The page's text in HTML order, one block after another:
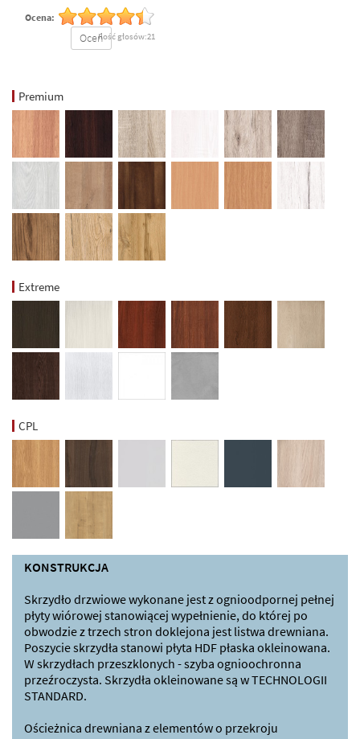
Ocena:
Ilość głosów:21
Oceń
Premium
Extreme
CPL
KONSTRUKCJA
Skrzydło drzwiowe wykonane jest z ognioodpornej pełnej
płyty wiórowej stanowiącej wypełnienie, do której po
obwodzie z trzech stron doklejona jest listwa drewniana.
Poszycie skrzydła stanowi płyta HDF płaska okleinowana.
W skrzydłach przeszklonych - szyba ognioochronna
przeźroczysta. Skrzydła okleinowane są w TECHNOLOGII
STANDARD.
Ościeżnica drewniana z elementów o przekroju